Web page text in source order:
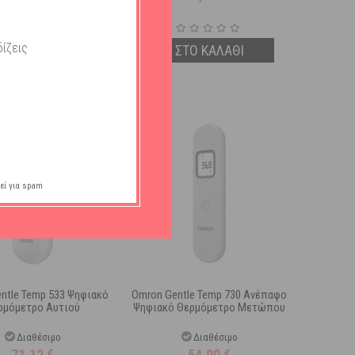
ΚΑΛΑΘΙ ΣΤΟ ΚΑΛΑΘΙ
Temp 533 Ψηφιακό
Αυτιού
Διαθέσιμο
Omron Gentle Temp 730 Ανέπαφο
Ψηφιακό Θερμόμετρο Μετώπου
Διαθέσιμο
για spam